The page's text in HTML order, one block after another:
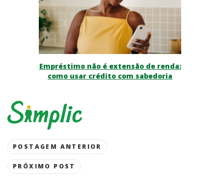
Empréstimo não é extensão de renda:
como usar crédito com sabedoria
Post
navigation
POSTAGEM ANTERIOR
PRÓXIMO POST